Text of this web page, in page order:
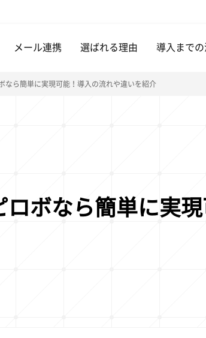
メール連携 選ばれる理由 導入までの
なら簡単に実現可能！導入の流れや違いを紹介
ロボなら簡単に実